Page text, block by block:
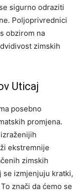
sigurno odraziti
Poljoprivrednici
obzirom na
zimskih
Uticaj
posebno
promjena.
ekstremnije
zimskih
se izmjenjuju kratki,
To znači da ćemo se